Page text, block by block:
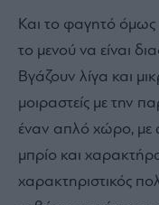
Και το φαγητό όμως
το μενού να είναι
Βγάζουν λίγα και
μοιραστείς με την
έναν απλό χώρο, με
μπρίο και
χαρακτηριστικός